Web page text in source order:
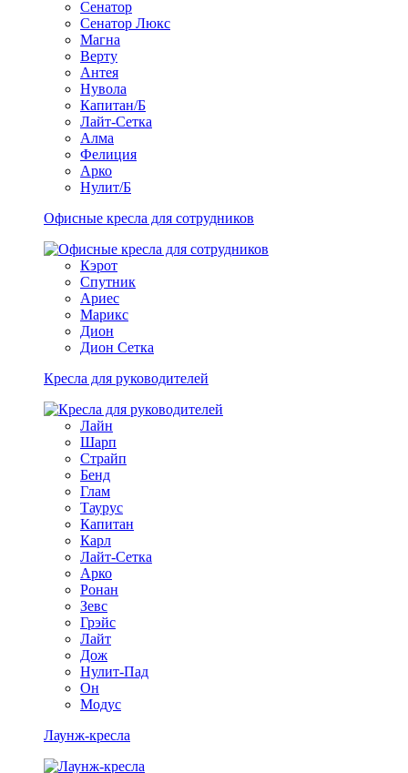
Сенатор
Сенатор Люкс
Магна
Верту
Антея
Нувола
Капитан/Б
Лайт-Сетка
Алма
Фелиция
Арко
Нулит/Б
Офисные кресла для сотрудников
Кэрот
Спутник
Ариес
Марикс
Дион
Дион Сетка
Кресла для руководителей
Лайн
Шарп
Страйп
Бенд
Глам
Таурус
Капитан
Карл
Лайт-Сетка
Арко
Ронан
Зевс
Грэйс
Лайт
Дож
Нулит-Пад
Он
Модус
Лаунж-кресла